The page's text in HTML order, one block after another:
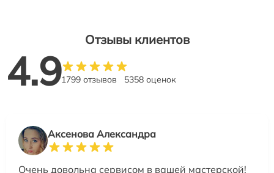
Отзывы клиентов
4.91799 отзывов 5358 оценок
Аксенова Александра
Очень довольна сервисом в вашей мастерской!